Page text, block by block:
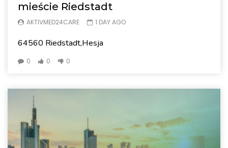
mieście Riedstadt
AKTIVMED24CARE 1 DAY AGO
64560 Riedstadt,Hesja
0 0 0